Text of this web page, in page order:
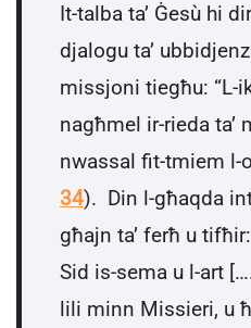
It-talba ta’ Ġesù hi
djalogu ta’
missjoni tiegħu: “L-
nagħmel ir-rieda ta’
nwassal fit-tmiem l-
34). Din l-għaqda
għajn ta’ ferħ u
Sid is-sema u l-art
lili minn Missieri, u